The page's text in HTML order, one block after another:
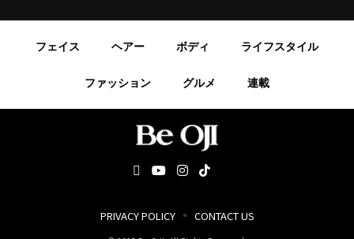
フェイス ヘアー ボディ ライフスタイル
ファッション グルメ 連載
PRIVACY POLICY CONTACT US